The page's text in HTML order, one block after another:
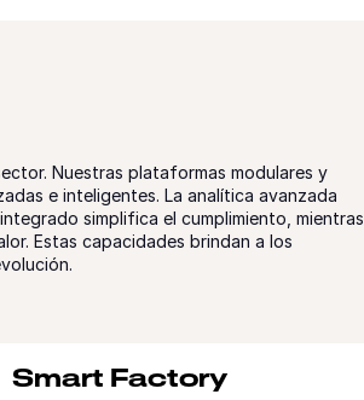
Nuestras plataformas modulares y
e inteligentes. La analítica avanzada
simplifica el cumplimiento, mientras
Estas capacidades brindan a los
Smart Factory